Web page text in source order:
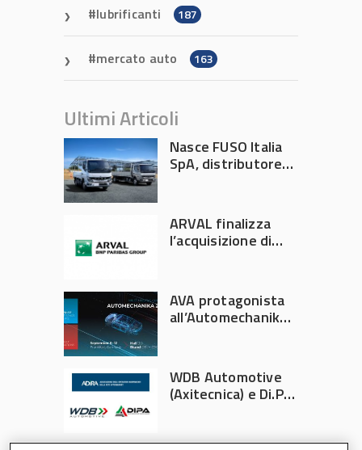
lubrificanti 187
mercato auto 163
Ultimi Articoli
Nasce FUSO Italia
SpA, distributore
ARVAL finalizza
l’acquisizione di
AVA protagonista
all’Automechanika
WDB Automotive
(Axitecnica) e Di.Pa.